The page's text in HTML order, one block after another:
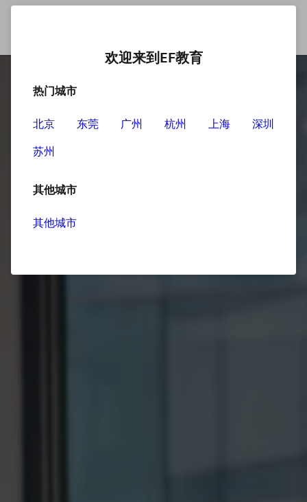
欢迎来到EF教育
热门城市
北京 东莞 广州 杭州 上海
深圳
苏州
其他城市
其他城市